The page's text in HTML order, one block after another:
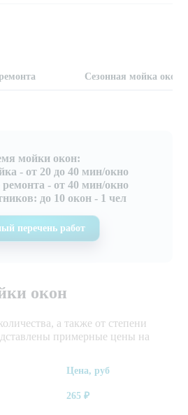
Сезонная мойка окон
мойки окон:
- от 20 до 40 мин/окно
- от 40 мин/окно
до 10 окон - 1 чел
перечень работ
окон
а также от степени
примерные цены на
Цена, руб
265 ₽